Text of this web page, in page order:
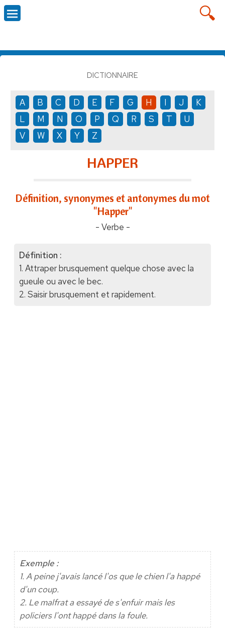
DICTIONNAIRE
A B C D E F G H I J
K
L
M N O P Q R S T
U
V
W X Y Z
HAPPER
Définition, synonymes et antonymes du mot
"Happer"
- Verbe -
Définition :
1. Attraper brusquement quelque chose avec la
gueule ou avec le bec.
2. Saisir brusquement et rapidement.
Exemple :
1. A peine j'avais lancé l'os que le chien l'a happé
d'un coup.
2. Le malfrat a essayé de s'enfuir mais les
policiers l'ont happé dans la foule.